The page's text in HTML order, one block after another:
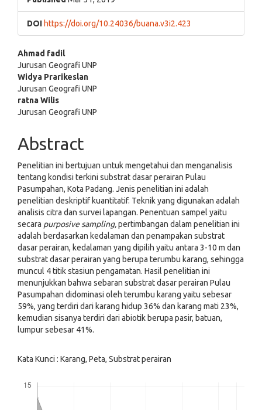
DOI https://doi.org/10.24036/buana.v3i2.423
Main
Article
Content
Ahmad fadil
Jurusan Geografi UNP
Widya Prarikeslan
Jurusan Geografi UNP
ratna Wilis
Jurusan Geografi UNP
Abstract
Penelitian ini bertujuan untuk mengetahui dan menganalisis
tentang kondisi terkini substrat dasar perairan Pulau
Pasumpahan, Kota Padang. Jenis penelitian ini adalah
penelitian deskriptif kuantitatif. Teknik yang digunakan adalah
analisis citra dan survei lapangan. Penentuan sampel yaitu
secara purposive sampling,pertimbangan dalam penelitian ini
adalah berdasarkan kedalaman dan penampakan substrat
dasar perairan, kedalaman yang dipilih yaitu antara 3-10 m dan
substrat dasar perairan yang berupa terumbu karang, sehingga
muncul 4 titik stasiun pengamatan. Hasil penelitian ini
menunjukkan bahwa sebaran substrat dasar perairan Pulau
Pasumpahan didominasi oleh terumbu karang yaitu sebesar
59%, yang terdiri dari karang hidup 36% dan karang mati 23%,
kemudian sisanya terdiri dari abiotik berupa pasir, batuan,
lumpur sebesar 41%.
Kata Kunci : Karang, Peta, Substrat perairan